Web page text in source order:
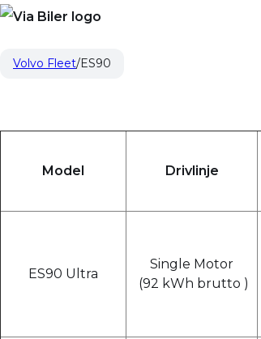
Volvo Fleet ES90
Model Drivlinje
ES90 Ultra
Single Motor
(92 kWh brutto )